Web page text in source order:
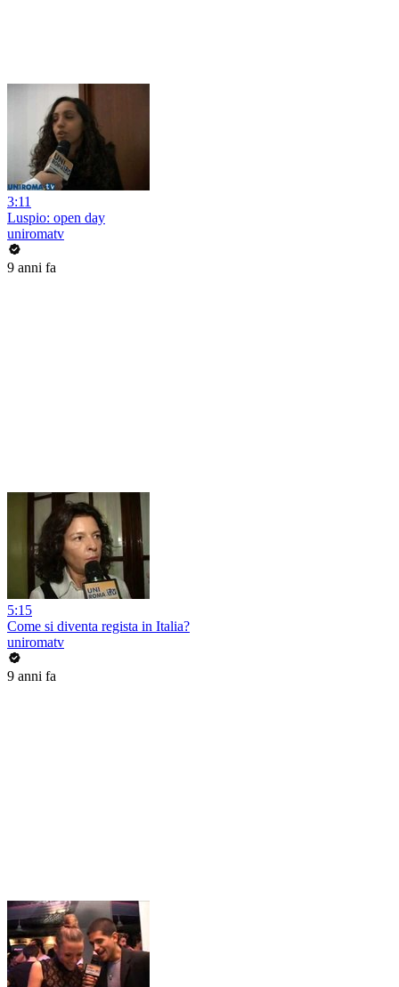
3:11
Luspio: open day
uniromatv
9 anni fa
5:15
Come si diventa regista in Italia?
uniromatv
9 anni fa